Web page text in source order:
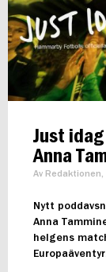
Just
Anna
Av
Nytt
Anna
helgens